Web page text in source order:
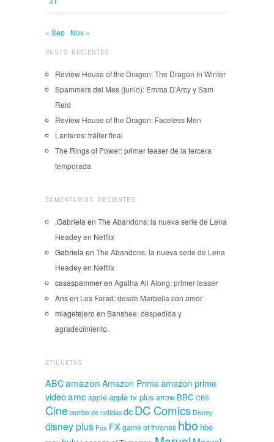
« Sep Nov »
POSTS RECIENTES
Review House of the Dragon: The Dragon In Winter
Spammers del Mes (junio): Emma D’Arcy y Sam
Reid
Review House of the Dragon: Faceless Men
Lanterns: tráiler final
The Rings of Power: primer teaser de la tercera
temporada
COMENTARIOS RECIENTES
.Gabriela en The Abandons: la nueva serie de Lena
Headey en Netflix
Gabriela en The Abandons: la nueva serie de Lena
Headey en Netflix
casaspammeren Agatha All Along: primer teaser
Ansen Los Farad: desde Marbella con amor
mlagetejero en Banshee: despedida y
agradecimiento.
ETIQUETAS
ABCamazon Amazon Primeamazon prime
videoamcapple apple tv plus arrow BBC CBS
Cine combo de noticias dcDC Comics Disney
disney plus Fox FX game of thrones hbo hbo